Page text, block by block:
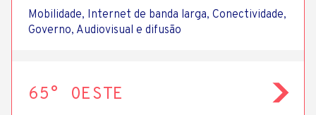
Mobilidade, Internet de banda larga, Conectividade,
Governo, Audiovisual e difusão
65° OESTE